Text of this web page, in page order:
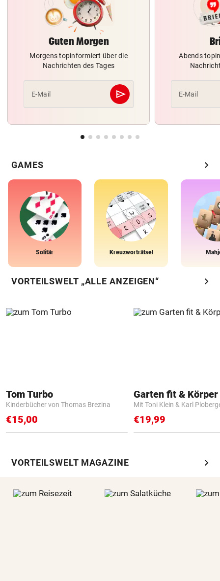
Guten Morgen
Morgens topinformiert über die
Nachrichten des Tages
E-Mail send
Abschicken
Abends
E-Mail
GAMES chevron_right
Solitär Kreuzworträtsel
VORTEILSWELT „ALLE ANZEIGEN“ chevron_right
Tom Turbo
Kinderbücher von Thomas Brezina
€15,00
Garten fit &
Mit Toni Klein & Karl
€19,99
VORTEILSWELT MAGAZINE chevron_right